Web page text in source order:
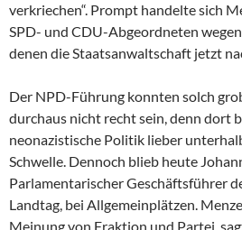
verkriechen“. Prompt handelte sich
SPD- und CDU-Abgeordneten
denen die Staatsanwaltschaft jetzt
Der NPD-Führung konnten solch
durchaus nicht recht sein, denn dort
neonazistische Politik lieber
Schwelle. Dennoch blieb heute
Parlamentarischer Geschäftsführer
Landtag, bei Allgemeinplätzen.
Meinung von Fraktion und Partei,